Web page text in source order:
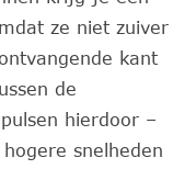
ze niet zuiver
kant
de
hierdoor –
snelheden